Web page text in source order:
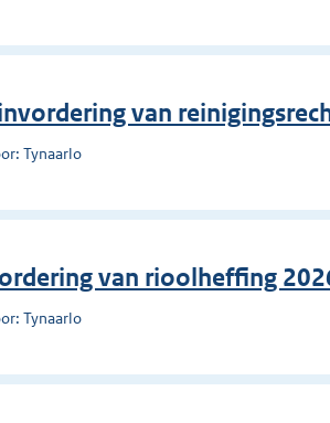
van
Tynaarlo
van rioolheffing
Tynaarlo